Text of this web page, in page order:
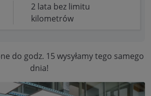
2 lata bez limitu
kilometrów
do godz. 15 wysyłamy tego samego
dnia!